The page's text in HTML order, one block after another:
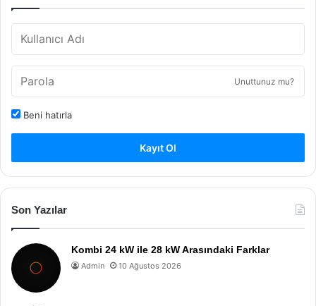
Unuttunuz mu?
Beni hatırla
Kayıt Ol
Son Yazılar
Kombi 24 kW ile 28 kW Arasındaki Farklar
Admin 10 Ağustos 2026